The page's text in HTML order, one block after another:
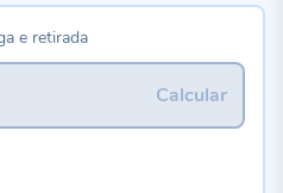
e retirada
Calcular